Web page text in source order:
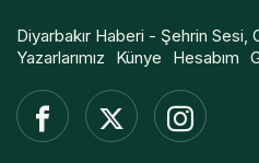
Diyarbakır Haberi - Şehrin Sesi,
Yazarlarımız
Künye Hesabım